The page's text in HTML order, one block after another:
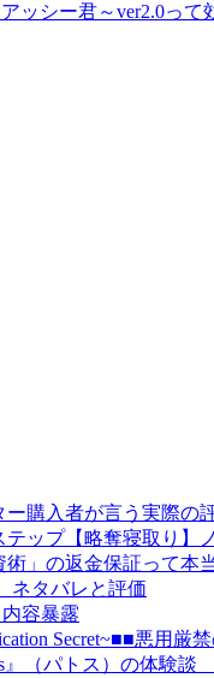
シー君～ver2.0って
購入者が言う実際の
ップ【略奪寝取り】
」の返金保証って本
ネタバレと評価
容暴露
Secret~■■悪
』（パトス）の体験